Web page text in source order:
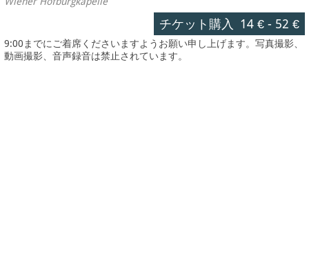
チケット購入 14 €- 52 €
9:00までにご着席くださいますようお願い申し上げます。写真撮影、
動画撮影、音声録音は禁止されています。